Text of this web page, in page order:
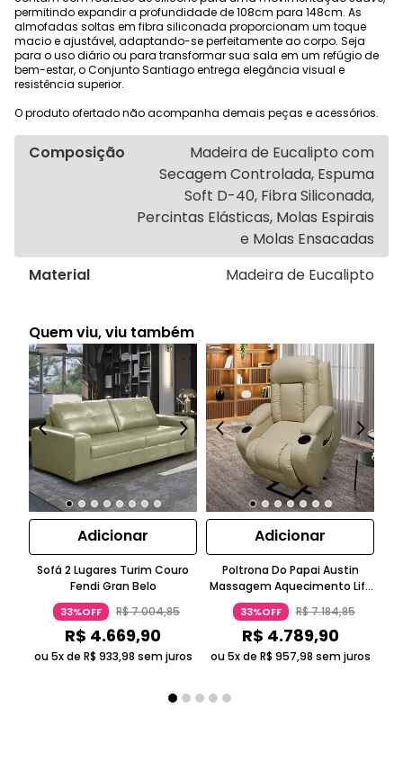
permitindo expandir a profundidade de 108cm para 148cm. As
almofadas soltas em fibra siliconada proporcionam um toque
macio e ajustável, adaptando-se perfeitamente ao corpo. Seja
para o uso diário ou para transformar sua sala em um refúgio de
bem-estar, o Conjunto Santiago entrega elegância visual e
resistência superior.
O produto ofertado não acompanha demais peças e acessórios.
Composição
Madeira de Eucalipto com
Secagem Controlada, Espuma
Soft D-40, Fibra Siliconada,
Percintas Elásticas, Molas Espirais
e Molas Ensacadas
Material
Madeira de Eucalipto
Quem viu, viu também
Adicionar
Sofá 2 Lugares Turim Couro
Fendi Gran Belo
33%OFF R$7.004,85
R$ 4.669,90
ou 5x de R$ 933,98 sem juros
Adicionar
Poltrona Do Papai Austin
Massagem Aquecimento Lift
PU Bege Gran Belo
33%OFF R$7.184,85
R$ 4.789,90
ou 5x de R$ 957,98 sem juros